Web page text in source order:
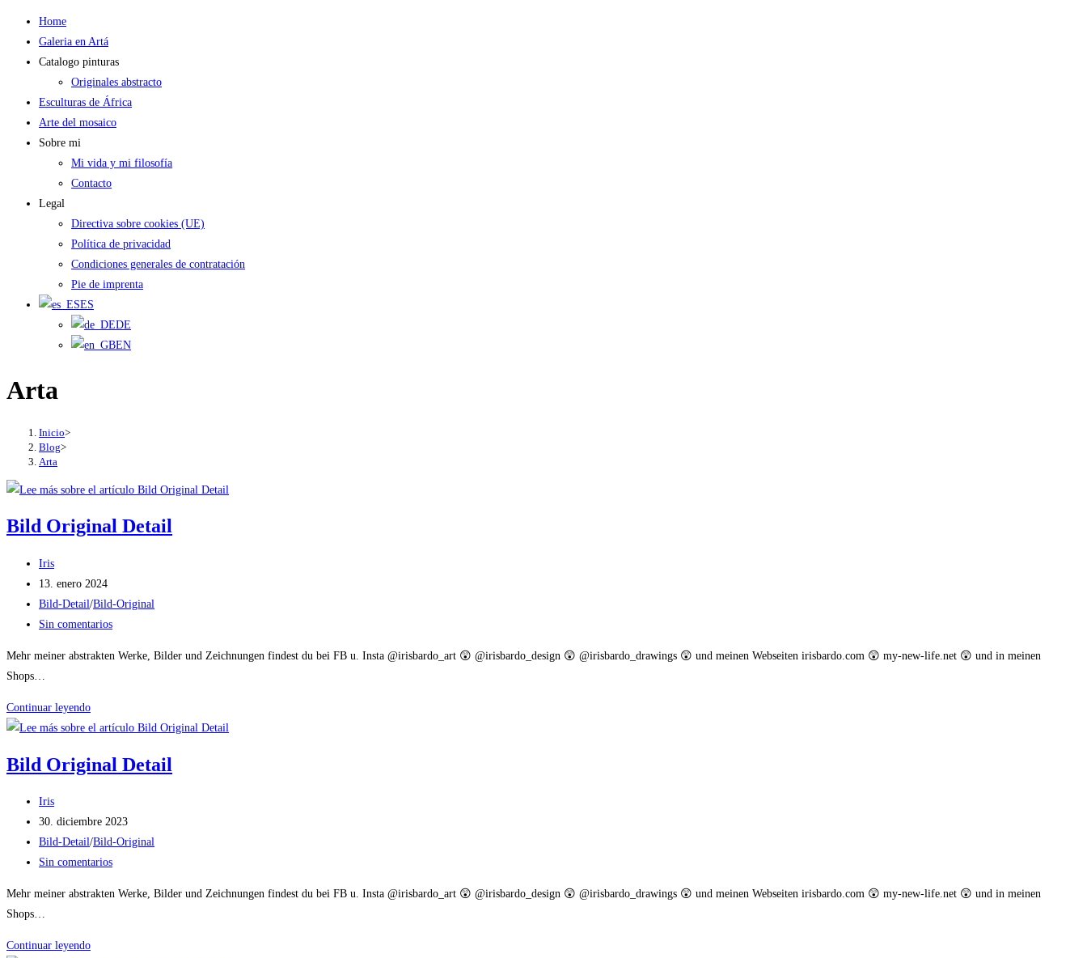
Saltar
contenido
Home
Galeria en Artá
Catalogo pinturas
Originales abstracto
Esculturas de África
Arte del mosaico
Sobre mi
Mi vida y mi filosofía
Contacto
Legal
Directiva sobre cookies (UE)
Política de privacidad
Condiciones generales de contratación
Pie de imprenta
ES
DE
EN
Arta
Inicio>
Blog>
Arta
Bild Original Detail
Autor
de
la
entrada:
Iris
Publicación
de
la
13. enero 2024
Categoría
de
Bild-Detail/Bild-Original
Comentarios
Sin comentarios
Mehr meiner abstrakten Werke, Bilder und Zeichnungen findest du bei FB u. Insta @irisbardo_art 😲 @irisbardo_design 😲 @irisbardo_drawings 😲 und meinen Webseiten irisbardo.com 😲 my-new-life.net 😲 und in meinen
Shops…
Continuar leyendoBild
Original
Bild Original Detail
Autor
de
la
entrada:
Iris
Publicación
de
la
30. diciembre 2023
Categoría
de
Bild-Detail/Bild-Original
Comentarios
Sin comentarios
Mehr meiner abstrakten Werke, Bilder und Zeichnungen findest du bei FB u. Insta @irisbardo_art 😲 @irisbardo_design 😲 @irisbardo_drawings 😲 und meinen Webseiten irisbardo.com 😲 my-new-life.net 😲 und in meinen
Shops…
Continuar leyendoBild